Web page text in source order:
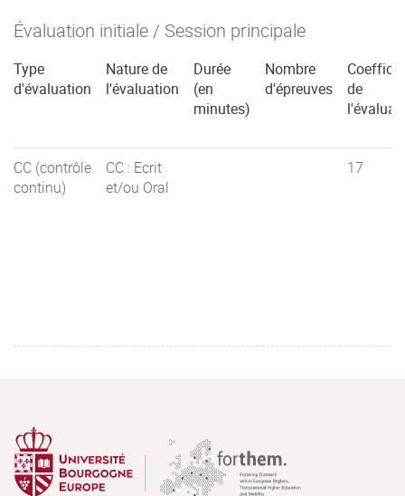
Évaluation initiale / Session principale
Type
d'évaluation
Nature de
l'évaluation
Durée
(en
minutes)
Nombre
d'épreuves
de
CC (contrôle
continu)
CC : Ecrit
et/ou Oral
17